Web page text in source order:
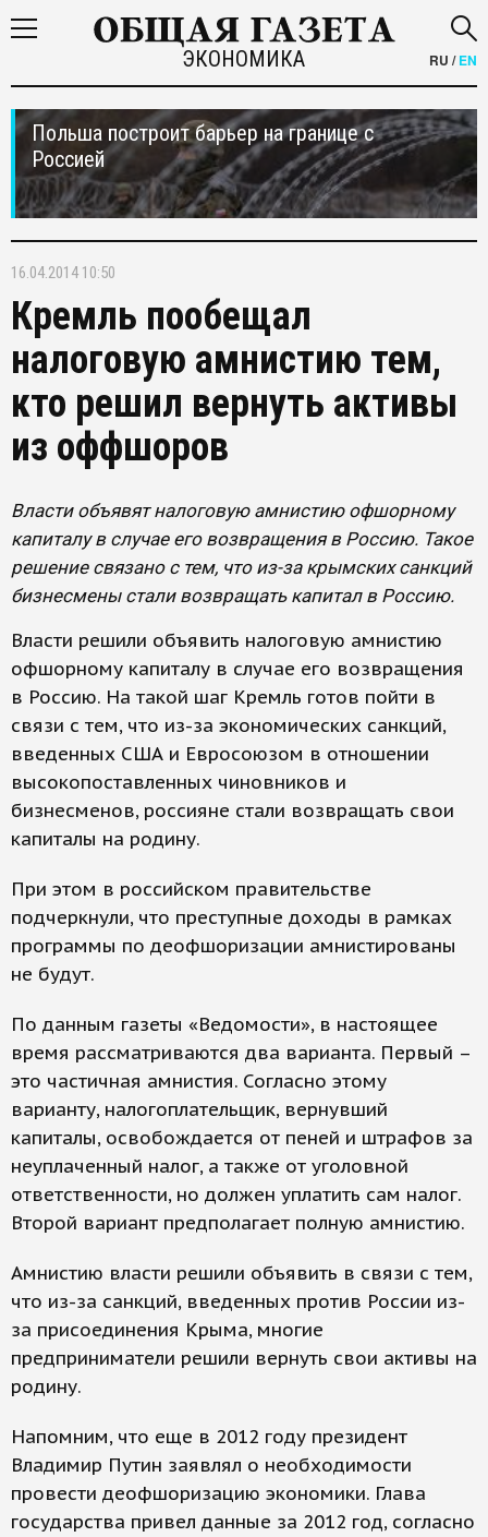
ЭКОНОМИКА RU /EN
Польша построит барьер на границе с
Россией
16.04.2014 10:50
Кремль пообещал
налоговую амнистию тем,
кто решил вернуть активы
из оффшоров
Власти объявят налоговую амнистию офшорному
капиталу в случае его возвращения в Россию. Такое
решение связано с тем, что из-за крымских санкций
бизнесмены стали возвращать капитал в Россию.
Власти решили объявить налоговую амнистию
офшорному капиталу в случае его возвращения
в Россию. На такой шаг Кремль готов пойти в
связи с тем, что из-за экономических санкций,
введенных США и Евросоюзом в отношении
высокопоставленных чиновников и
бизнесменов, россияне стали возвращать свои
капиталы на родину.
При этом в российском правительстве
подчеркнули, что преступные доходы в рамках
программы по деофшоризации амнистированы
не будут.
По данным газеты «Ведомости», в настоящее
время рассматриваются два варианта. Первый –
это частичная амнистия. Согласно этому
варианту, налогоплательщик, вернувший
капиталы, освобождается от пеней и штрафов за
неуплаченный налог, а также от уголовной
ответственности, но должен уплатить сам налог.
Второй вариант предполагает полную амнистию.
Амнистию власти решили объявить в связи с тем,
что из-за санкций, введенных против России из-
за присоединения Крыма, многие
предприниматели решили вернуть свои активы на
родину.
Напомним, что еще в 2012 году президент
Владимир Путин заявлял о необходимости
провести деофшоризацию экономики. Глава
государства привел данные за 2012 год, согласно